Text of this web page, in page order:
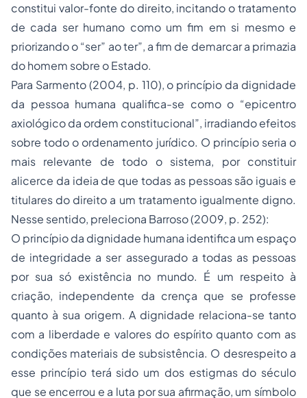
constitui valor-fonte do direito, incitando o tratamento
de cada ser humano como um fim em si mesmo e
priorizando o “ser” ao ter”, a fim de demarcar a primazia
do homem sobre o Estado.
Para Sarmento (2004, p. 110), o princípio da dignidade
da pessoa humana qualifica-se como o “epicentro
axiológico da ordem constitucional”, irradiando efeitos
sobre todo o ordenamento jurídico. O princípio seria o
mais relevante de todo o sistema, por constituir
alicerce da ideia de que todas as pessoas são iguais e
titulares do direito a um tratamento igualmente digno.
Nesse sentido, preleciona Barroso (2009, p. 252):
O princípio da dignidade humana identifica um espaço
de integridade a ser assegurado a todas as pessoas
por sua só existência no mundo. É um respeito à
criação, independente da crença que se professe
quanto à sua origem. A dignidade relaciona-se tanto
com a liberdade e valores do espírito quanto com as
condições materiais de subsistência. O desrespeito a
esse princípio terá sido um dos estigmas do século
que se encerrou e a luta por sua afirmação, um símbolo